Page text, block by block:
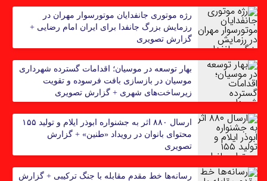
رژه موتوری جانفدایان موتورسوار مهران در
رزمایش بزرگ جانفدا برای ایران امام رضایی +
گزارش تصویری
بهار توسعه در موسیان؛ اقدامات گسترده شهرداری
موسیان در بازسازی بافت فرسوده و تقویت
زیرساخت‌های شهری + گزارش تصویری
ارسال ۸۸۰ اثر به جشنواره ابوذر ایلام و تولید ۱۵۵
محتوای بانوان در رویداد «طنین» + گزارش
تصویری
رسانه‌ها خط مقدم مقابله با جنگ ترکیبی + گزارش